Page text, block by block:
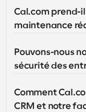
Cal.com prend-
maintenance
Pouvons-nous
sécurité des
Comment
CRM et notre